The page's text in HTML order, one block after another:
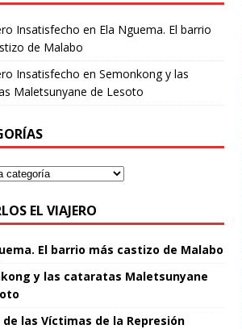
Insatisfecho en Ela Nguema. El barrio
de Malabo
Insatisfecho en Semonkong y las
Maletsunyane de Lesoto
EL VIAJERO
El barrio más castizo de Malabo
y las cataratas Maletsunyane
de las Víctimas de la Represión